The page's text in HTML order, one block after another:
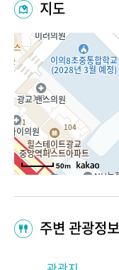
지도
50m
주변 관광정보